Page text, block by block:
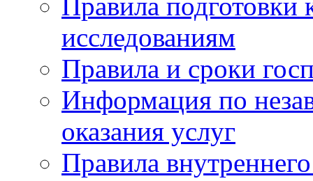
исследованиям
Правила и сроки
Информация по
оказания услуг
Правила